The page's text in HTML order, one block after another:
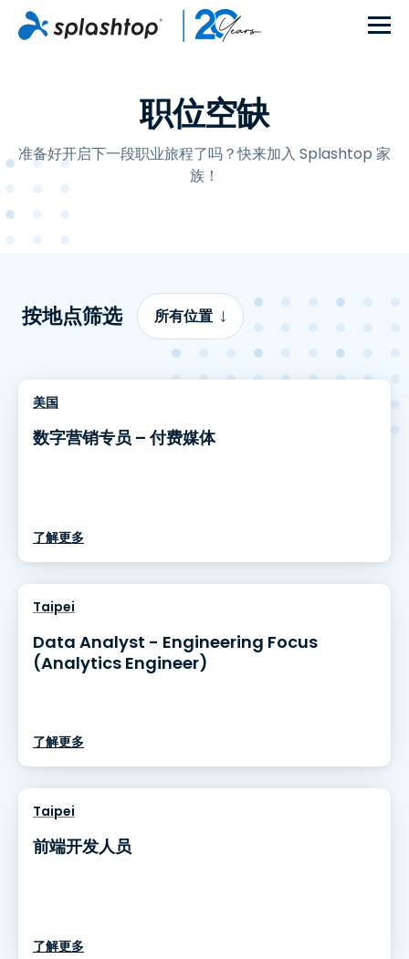
职位空缺
准备好开启下一段职业旅程了吗？快来加入 Splashtop 家
族！
按地点筛选 所有位置
美国
数字营销专员 – 付费媒体
了解更多
Taipei
Data Analyst - Engineering Focus
(Analytics Engineer)
了解更多
Taipei
前端开发人员
了解更多